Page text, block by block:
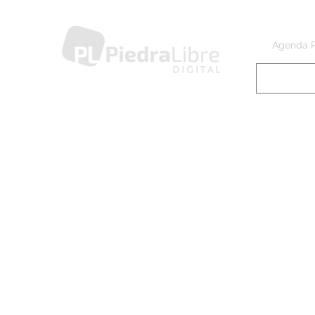
Agenda